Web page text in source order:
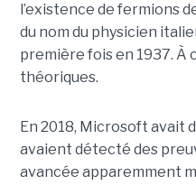
l’existence de fermions
du nom du physicien
première fois en 1937. À
théoriques.
En 2018, Microsoft avait
avaient détecté des
avancée apparemment